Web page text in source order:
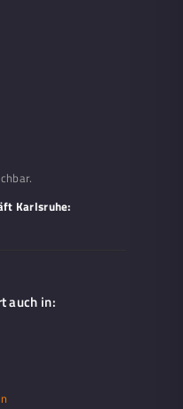
Karlsruhe:
auch in: